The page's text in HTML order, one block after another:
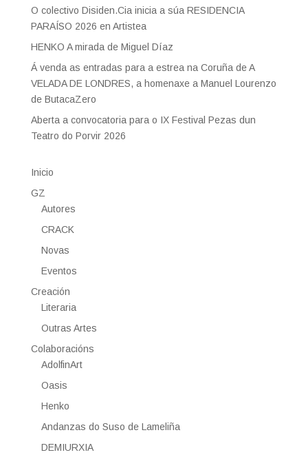
O colectivo Disiden.Cia inicia a súa RESIDENCIA
PARAÍSO 2026 en Artistea
HENKO A mirada de Miguel Díaz
Á venda as entradas para a estrea na Coruña de A
VELADA DE LONDRES, a homenaxe a Manuel Lourenzo
de ButacaZero
Aberta a convocatoria para o IX Festival Pezas dun
Teatro do Porvir 2026
Inicio
GZ
Autores
CRACK
Novas
Eventos
Creación
Literaria
Outras Artes
Colaboracións
AdolfinArt
Oasis
Henko
Andanzas do Suso de Lameliña
DEMIURXIA